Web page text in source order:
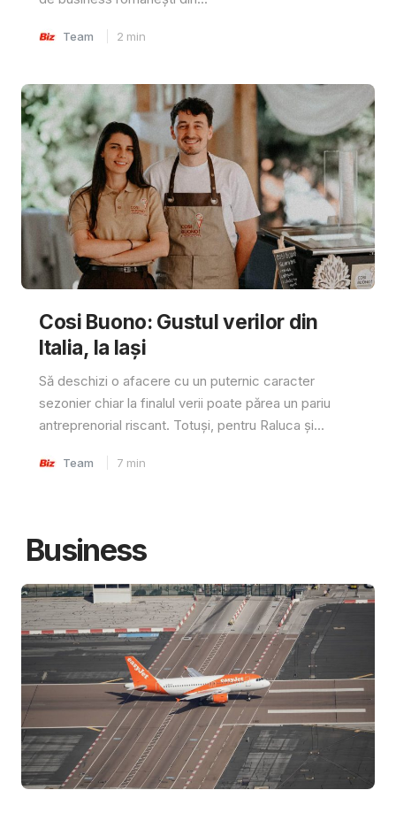
Team 2 min
Cosi Buono: Gustul verilor din
Italia, la Iași
Să deschizi o afacere cu un puternic caracter
sezonier chiar la finalul verii poate părea un pariu
antreprenorial riscant. Totuși, pentru Raluca și...
Team 7 min
Business